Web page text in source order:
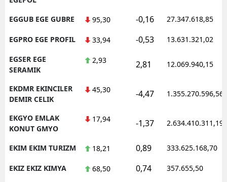
EGGUB EGE GUBRE
95,30 -0,16 27.347.618,85
EGPRO EGE PROFIL 33,94 -0,53 13.631.321,02
EGSER EGE
SERAMIK
2,93 2,81 12.069.940,15
EKDMR EKINCILER
DEMIR CELIK
45,30 -4,47 1.355.270.596,56
EKGYO EMLAK
KONUT GMYO
17,94 -1,37 2.634.410.311,19
EKIM EKIM TURIZM 18,21 0,89 333.625.168,70
EKIZ EKIZ KIMYA 68,50 0,74 357.655,50